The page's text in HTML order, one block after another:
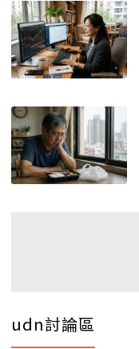
udn討論區